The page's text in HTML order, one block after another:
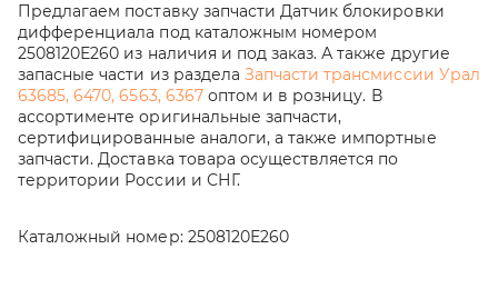
Предлагаем поставку запчасти Датчик блокировки
дифференциала под каталожным номером
2508120Е260 из наличия и под заказ. А также другие
запасные части из раздела Запчасти трансмиссии Урал
63685, 6470, 6563, 6367оптом и в розницу. В
ассортименте оригинальные запчасти,
сертифицированные аналоги, а также импортные
запчасти. Доставка товара осуществляется по
территории России и СНГ.
Каталожный номер: 2508120Е260